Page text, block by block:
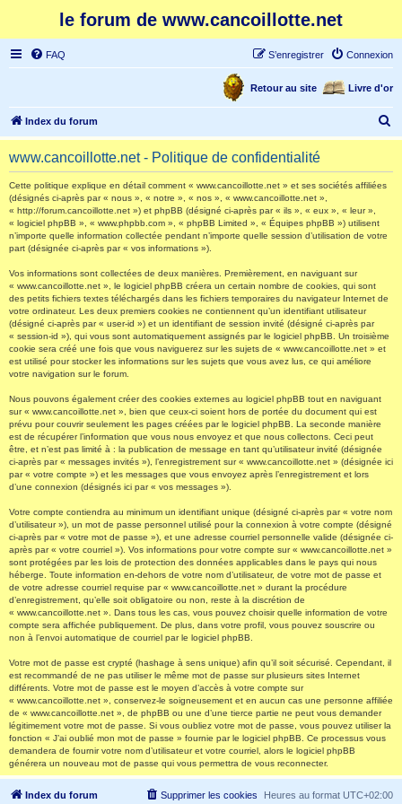
le forum de www.cancoillotte.net
FAQ Connexion
S’enregistrer
Livre d'or
Retour au site
Index du forum
e
www.cancoillotte.net - Politique de confidentialité
Cette politique explique en détail comment « www.cancoillotte.net » et ses sociétés affiliées
(désignés ci-après par « nous », « notre », « nos », « www.cancoillotte.net »,
« http://forum.cancoillotte.net ») et phpBB (désigné ci-après par « ils », « eux », « leur »,
« logiciel phpBB », « www.phpbb.com », « phpBB Limited », « Équipes phpBB ») utilisent
n’importe quelle information collectée pendant n’importe quelle session d’utilisation de votre
part (désignée ci-après par « vos informations »).
Vos informations sont collectées de deux manières. Premièrement, en naviguant sur
« www.cancoillotte.net », le logiciel phpBB créera un certain nombre de cookies, qui sont
des petits fichiers textes téléchargés dans les fichiers temporaires du navigateur Internet de
votre ordinateur. Les deux premiers cookies ne contiennent qu’un identifiant utilisateur
(désigné ci-après par « user-id ») et un identifiant de session invité (désigné ci-après par
« session-id »), qui vous sont automatiquement assignés par le logiciel phpBB. Un troisième
cookie sera créé une fois que vous naviguerez sur les sujets de « www.cancoillotte.net » et
est utilisé pour stocker les informations sur les sujets que vous avez lus, ce qui améliore
votre navigation sur le forum.
Nous pouvons également créer des cookies externes au logiciel phpBB tout en naviguant
sur « www.cancoillotte.net », bien que ceux-ci soient hors de portée du document qui est
prévu pour couvrir seulement les pages créées par le logiciel phpBB. La seconde manière
est de récupérer l’information que vous nous envoyez et que nous collectons. Ceci peut
être, et n’est pas limité à : la publication de message en tant qu’utilisateur invité (désignée
ci-après par « messages invités »), l’enregistrement sur « www.cancoillotte.net » (désignée ici
par « votre compte ») et les messages que vous envoyez après l’enregistrement et lors
d’une connexion (désignés ici par « vos messages »).
Votre compte contiendra au minimum un identifiant unique (désigné ci-après par « votre nom
d’utilisateur »), un mot de passe personnel utilisé pour la connexion à votre compte (désigné
ci-après par « votre mot de passe »), et une adresse courriel personnelle valide (désignée ci-
après par « votre courriel »). Vos informations pour votre compte sur « www.cancoillotte.net »
sont protégées par les lois de protection des données applicables dans le pays qui nous
héberge. Toute information en-dehors de votre nom d’utilisateur, de votre mot de passe et
de votre adresse courriel requise par « www.cancoillotte.net » durant la procédure
d’enregistrement, qu’elle soit obligatoire ou non, reste à la discrétion de
« www.cancoillotte.net ». Dans tous les cas, vous pouvez choisir quelle information de votre
compte sera affichée publiquement. De plus, dans votre profil, vous pouvez souscrire ou
non à l’envoi automatique de courriel par le logiciel phpBB.
Votre mot de passe est crypté (hashage à sens unique) afin qu’il soit sécurisé. Cependant, il
est recommandé de ne pas utiliser le même mot de passe sur plusieurs sites Internet
différents. Votre mot de passe est le moyen d’accès à votre compte sur
« www.cancoillotte.net », conservez-le soigneusement et en aucun cas une personne affiliée
de « www.cancoillotte.net », de phpBB ou une d’une tierce partie ne peut vous demander
légitimement votre mot de passe. Si vous oubliez votre mot de passe, vous pouvez utiliser la
fonction « J’ai oublié mon mot de passe » fournie par le logiciel phpBB. Ce processus vous
demandera de fournir votre nom d’utilisateur et votre courriel, alors le logiciel phpBB
générera un nouveau mot de passe qui vous permettra de vous reconnecter.
Index du forum Heures au format UTC+02:00
Supprimer les cookies